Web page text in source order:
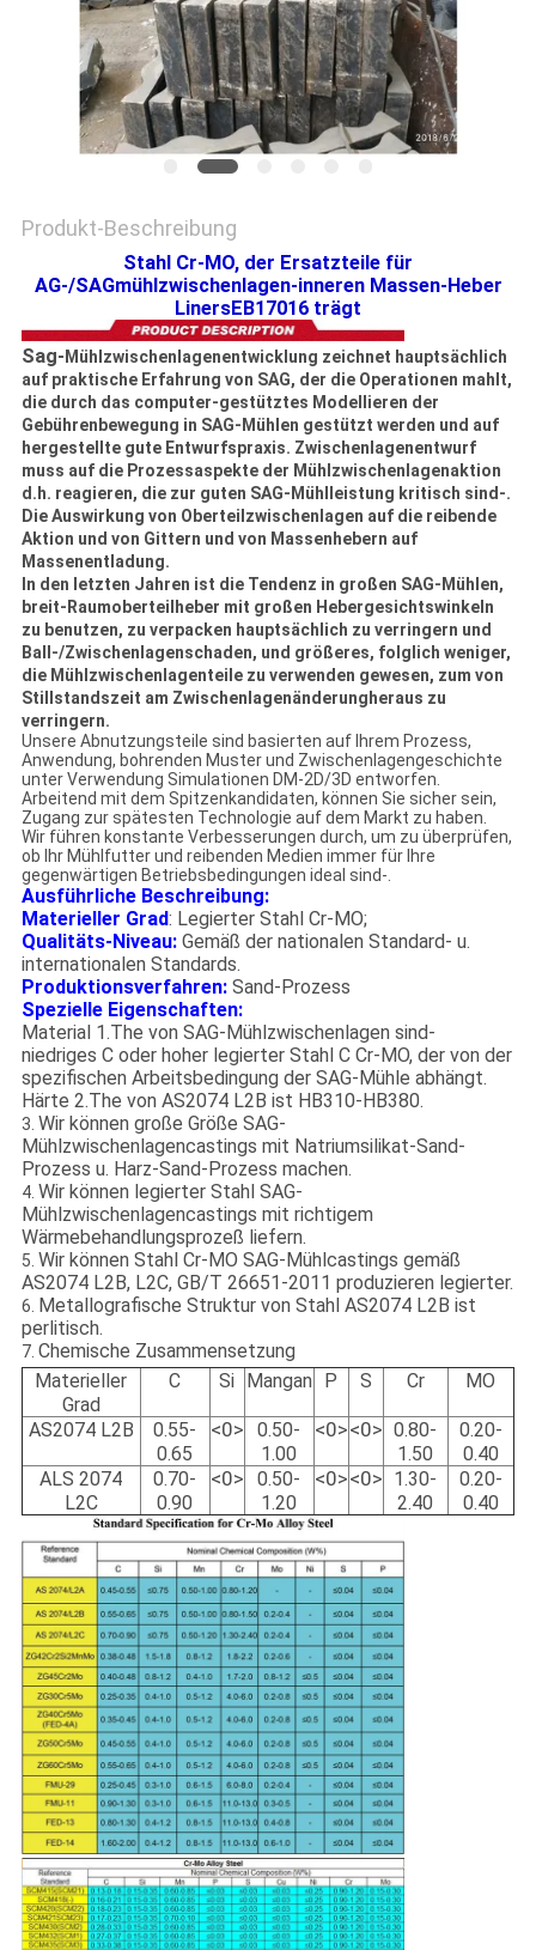
DATENSCHUTZRICHTLINIE
Produkt-Beschreibung
Stahl Cr-MO, der Ersatzteile für
AG-/SAGmühlzwischenlagen-inneren Massen-Heber
LinersEB17016 trägt
Sag- Mühlzwischenlagenentwicklung zeichnet hauptsächlich
auf praktische Erfahrung von SAG, der die Operationen mahlt,
die durch das computer-gestütztes Modellieren der
Gebührenbewegung in SAG-Mühlen gestützt werden und auf
hergestellte gute Entwurfspraxis. Zwischenlagenentwurf
muss auf die Prozessaspekte der Mühlzwischenlagenaktion
d.h. reagieren, die zur guten SAG-Mühlleistung kritisch sind-.
Die Auswirkung von Oberteilzwischenlagen auf die reibende
Aktion und von Gittern und von Massenhebern auf
Massenentladung.
In den letzten Jahren ist die Tendenz in großen SAG-Mühlen,
breit-Raumoberteilheber mit großen Hebergesichtswinkeln
zu benutzen, zu verpacken hauptsächlich zu verringern und
Ball-/Zwischenlagenschaden, und größeres, folglich weniger,
die Mühlzwischenlagenteile zu verwenden gewesen, zum von
Stillstandszeit am Zwischenlagenänderungheraus zu
verringern.
Unsere Abnutzungsteile sind basierten auf Ihrem Prozess,
Anwendung, bohrenden Muster und Zwischenlagengeschichte
unter Verwendung Simulationen DM-2D/3D entworfen.
Arbeitend mit dem Spitzenkandidaten, können Sie sicher sein,
Zugang zur spätesten Technologie auf dem Markt zu haben.
Wir führen konstante Verbesserungen durch, um zu überprüfen,
ob Ihr Mühlfutter und reibenden Medien immer für Ihre
gegenwärtigen Betriebsbedingungen ideal sind-.
Ausführliche Beschreibung:
Materieller Grad: Legierter Stahl Cr-MO;
Qualitäts-Niveau:Gemäß der nationalen Standard- u.
internationalen Standards.
Produktionsverfahren:Sand-Prozess
Spezielle Eigenschaften:
Material 1.The von SAG-Mühlzwischenlagen sind-
niedriges C oder hoher legierter Stahl C Cr-MO, der von der
spezifischen Arbeitsbedingung der SAG-Mühle abhängt.
Härte 2.The von AS2074 L2B ist HB310-HB380.
3. Wir können große Größe SAG-
Mühlzwischenlagencastings mit Natriumsilikat-Sand-
Prozess u. Harz-Sand-Prozess machen.
4. Wir können legierter Stahl SAG-
Mühlzwischenlagencastings mit richtigem
Wärmebehandlungsprozeß liefern.
5. Wir können Stahl Cr-MO SAG-Mühlcastings gemäß
AS2074 L2B, L2C, GB/T 26651-2011 produzieren legierter.
6.
Metallografische Struktur von Stahl AS2074 L2B ist
perlitisch.
7. Chemische Zusammensetzung
Materieller
Grad
C Si Mangan P S Cr MO
AS2074 L2B
0.55-
0.65
<0>
0.50-
1.00
<0><0> 0.80-
1.50
0.20-
0.40
ALS 2074
L2C
0.70-
0.90
<0>
0.50-
1.20
<0><0> 1.30-
2.40
0.20-
0.40